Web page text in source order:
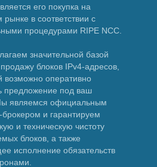
его покупка на
рынке в соответствии с
процедурами RIPE NCC.
значительной базой
блоков IPv4-адресов,
возможно оперативно
предложение под ваш
являемся официальным
и гарантируем
и техническую чистоту
блоков, а также
исполнение обязательств